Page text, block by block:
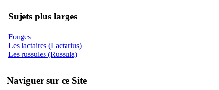
Sujets plus larges
Fonges
Les lactaires (Lactarius)
Les russules (Russula)
Naviguer sur ce Site